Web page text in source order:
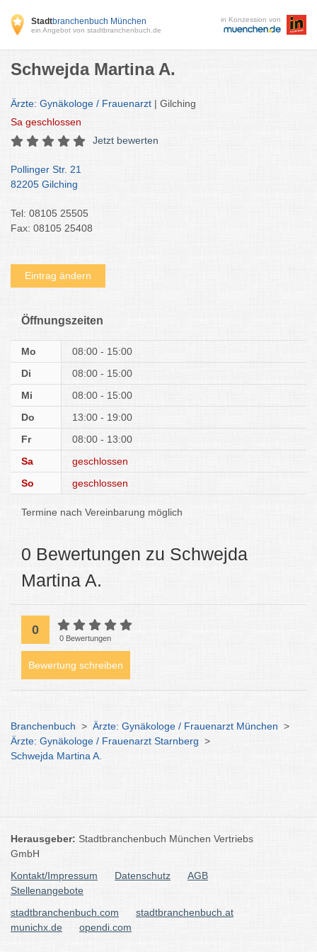
Stadtbranchenbuch München
ein Angebot von stadtbranchenbuch.de
in Konzession von
Schwejda Martina A.
Ärzte: Gynäkologe / Frauenarzt | Gilching
Sa geschlossen
Jetzt bewerten
Pollinger Str. 21
82205 Gilching
Tel: 08105 25505
Fax: 08105 25408
Eintrag ändern
Öffnungszeiten
Mo
08:00 - 15:00
Di
08:00 - 15:00
Mi
08:00 - 15:00
Do
13:00 - 19:00
Fr
08:00 - 13:00
Sa
geschlossen
So
geschlossen
Termine nach Vereinbarung möglich
0 Bewertungen zu Schwejda
Martina A.
0
0 Bewertungen
Bewertung schreiben
Branchenbuch > Ärzte: Gynäkologe / Frauenarzt München >
Ärzte: Gynäkologe / Frauenarzt Starnberg >
Schwejda Martina A.
Herausgeber: Stadtbranchenbuch München Vertriebs
GmbH
Kontakt/Impressum
Datenschutz
AGB
Stellenangebote
stadtbranchenbuch.com
stadtbranchenbuch.at
munichx.de
opendi.com